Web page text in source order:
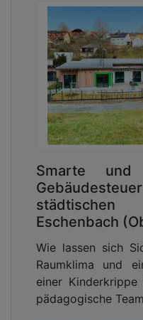
Smarte und
Eschenbach
Wie lassen sich
Raumklima und
einer
pädagogische